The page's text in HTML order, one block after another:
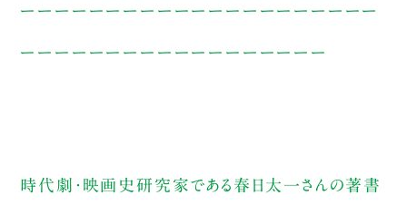
ーーーーーーーーーーーーーーーーーーーーー
ーーーーーーーーーーーーーーーーーー
時代劇・映画史研究家である春日太一さんの著書